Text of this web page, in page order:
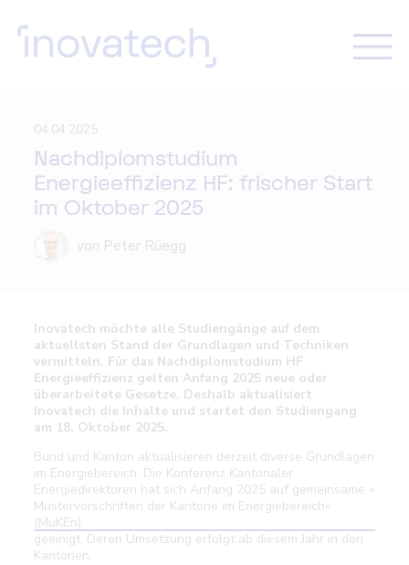
04.04.2025
Nachdiplomstudium
Energieeffizienz HF: frischer Start
im Oktober 2025
von Peter Rüegg
Inovatech möchte alle Studiengänge auf dem
aktuellsten Stand der Grundlagen und Techniken
vermitteln. Für das Nachdiplomstudium HF
Energieeffizienz gelten Anfang 2025 neue oder
überarbeitete Gesetze. Deshalb aktualisiert
Inovatech die Inhalte und startet den Studiengang
am 18. Oktober 2025.
Bund und Kanton aktualisieren derzeit diverse Grundlagen
im Energiebereich. Die Konferenz Kantonaler
Energiedirektoren hat sich Anfang 2025 auf gemeinsame «
Mustervorschriften der Kantone im Energiebereich»
(MuKEn)
geeinigt. Deren Umsetzung erfolgt ab diesem Jahr in den
Kantonen.